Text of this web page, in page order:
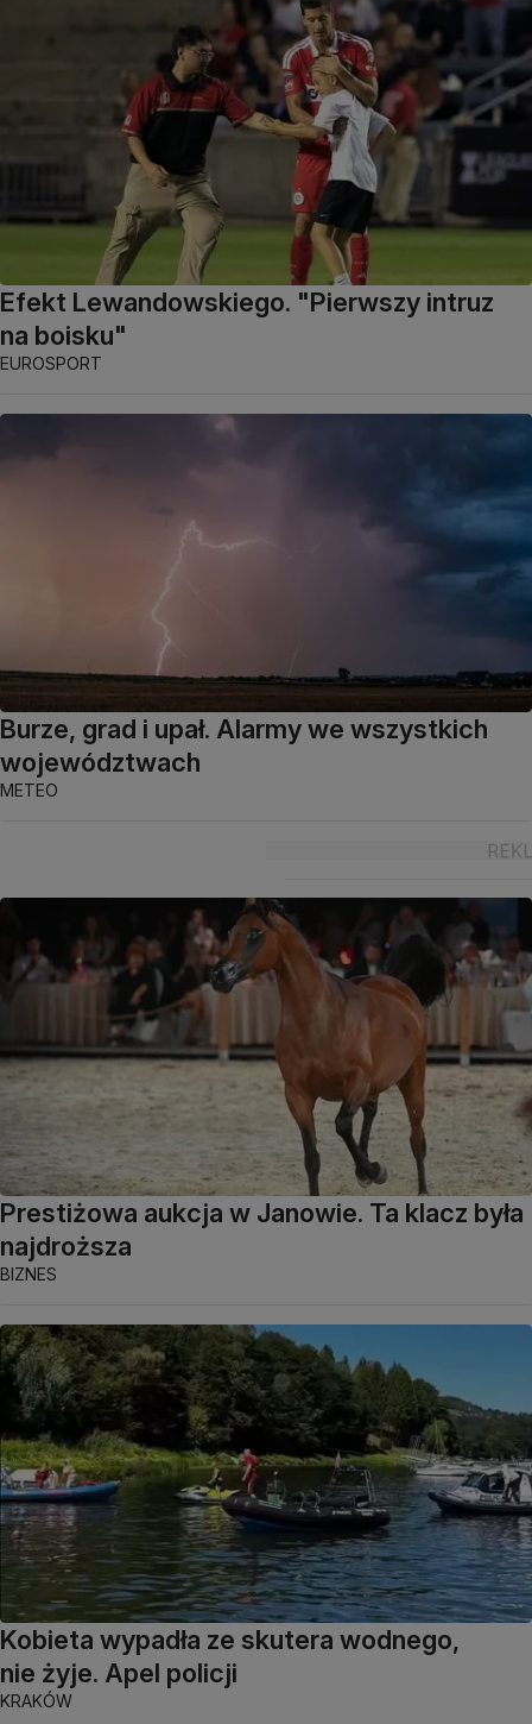
Efekt Lewandowskiego. "Pierwszy intruz
na boisku"
EUROSPORT
Burze, grad i upał. Alarmy we wszystkich
województwach
METEO
Prestiżowa aukcja w Janowie. Ta klacz była
najdroższa
BIZNES
Kobieta wypadła ze skutera wodnego,
nie żyje. Apel policji
KRAKÓW